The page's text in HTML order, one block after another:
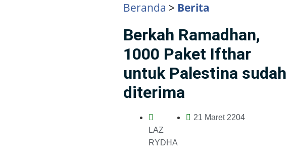
Beranda > Berita
Berkah Ramadhan,
1000 Paket Ifthar
untuk Palestina sudah
diterima
LAZ
RYDHA
21 Maret 2204